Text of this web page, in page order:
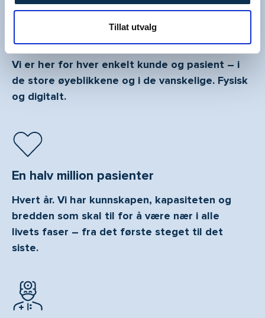
Tillat utvalg
For alle du er glad i
Vi er her for hver enkelt kunde og pasient – i
de store øyeblikkene og i de vanskelige. Fysisk
og digitalt.
En halv million pasienter
Hvert år. Vi har kunnskapen, kapasiteten og
bredden som skal til for å være nær i alle
livets faser – fra det første steget til det
siste.